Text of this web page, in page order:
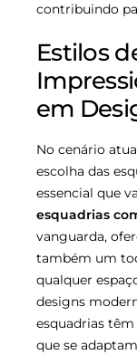
contribuindo
Estilos
em
No cenário
escolha das
essencial que
esquadrias
vanguarda,
também um
qualquer
designs
esquadrias
que se